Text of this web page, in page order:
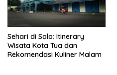
Sehari di Solo: Itinerary
Wisata Kota Tua dan
Rekomendasi Kuliner Malam